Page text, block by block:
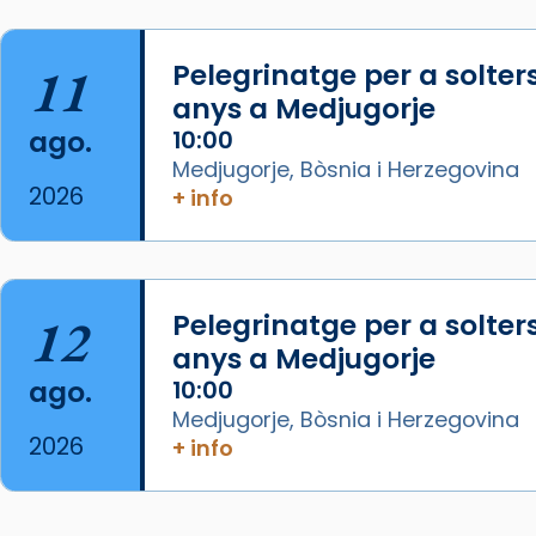
Foto
View on Facebook Share
Arquebisbat de Barcelona
Semproniana ens ajuden a alçar
la mirada»
Mons. Sergi Gordo, bisbe de
Tortosa, ha presidit aquest 27 de
juliol la missa de Les Santes de
Mataró.
11
ago.
2026
Pelegrinatge per a
anys a Medjugorje
10:00
Medjugorje, Bòsnia i Herzegovina
+ info
12
ago.
2026
Pelegrinatge per a
anys a Medjugorje
10:00
Medjugorje, Bòsnia i Herzegovina
+ info